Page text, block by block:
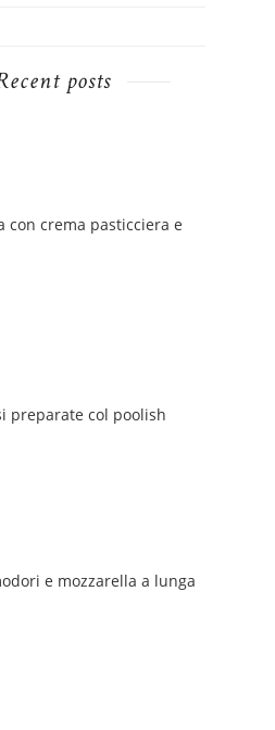
posts
con crema pasticciera e
preparate col poolish
e mozzarella a lunga